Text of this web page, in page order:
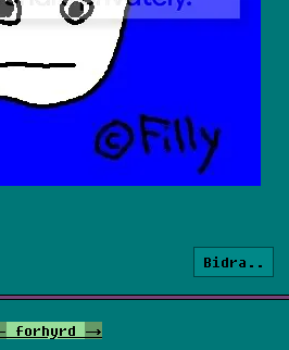
Bidra..
forhyrd ->